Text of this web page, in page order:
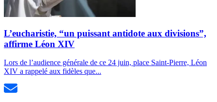
L’eucharistie, “un puissant antidote aux divisions”,
affirme Léon XIV
Lors de l’audience générale de ce 24 juin, place Saint-Pierre, Léon
XIV a rappelé aux fidèles que...